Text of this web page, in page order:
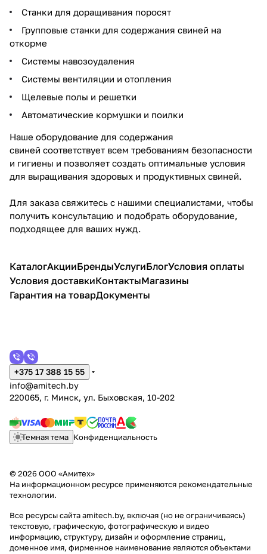
Станки для доращивания поросят
Групповые станки для содержания свиней на
откорме
Системы навозоудаления
Системы вентиляции и отопления
Щелевые полы и решетки
Автоматические кормушки и поилки
Наше оборудование для содержания
свиней соответствует всем требованиям безопасности
и гигиены и позволяет создать оптимальные условия
для выращивания здоровых и продуктивных свиней.
Для заказа свяжитесь с нашими специалистами, чтобы
получить консультацию и подобрать оборудование,
подходящее для ваших нужд.
КаталогАкцииБрендыУслугиБлогУсловия оплаты
Условия доставкиКонтактыМагазины
Гарантия на товарДокументы
+375 17 388 15 55
info@amitech.by
220065, г. Минск, ул. Быховская, 10-202
Темная тема Конфиденциальность
© 2026 ООО «Амитех»
На информационном ресурсе применяются рекомендательные
технологии.
Все ресурсы сайта amitech.by, включая (но не ограничиваясь)
текстовую, графическую, фотографическую и видео
информацию, структуру, дизайн и оформление страниц,
доменное имя, фирменное наименование являются объектами